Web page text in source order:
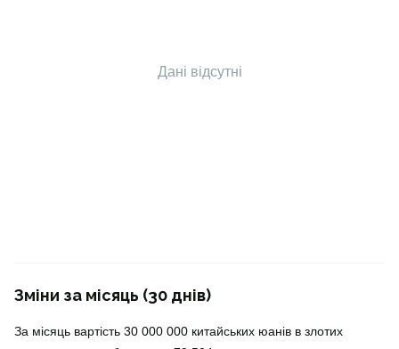
Дані відсутні
Зміни за місяць (30 днів)
За місяць вартість 30 000 000 китайських юанів в злотих